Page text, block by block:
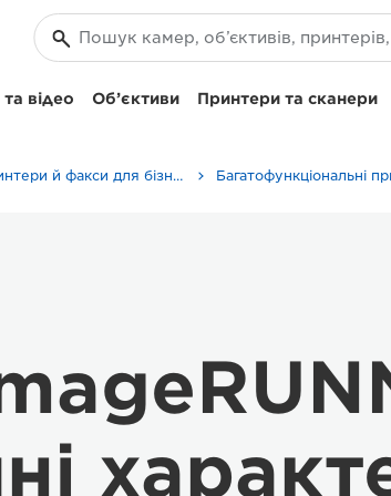
відео Об’єктиви Принтери та сканери
Принтери й факси для бізнесу